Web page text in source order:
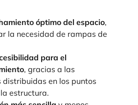
óptimo del espacio,
la necesidad de rampas de
para el
, gracias a las
en los puntos
estructura.